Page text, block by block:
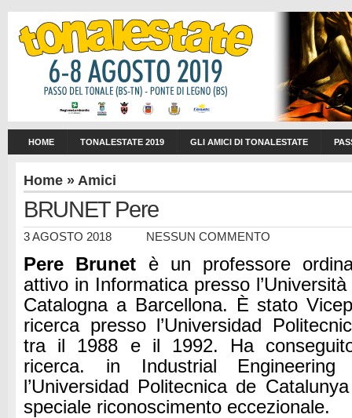
HOME TONALESTATE 2019 GLI AMICI DI TONALESTATE
Home » Amici
BRUNET Pere
3 AGOSTO 2018 NESSUN COMMENTO
Pere Brunet è un professore
attivo in Informatica presso
Catalogna a Barcellona. È stato
ricerca presso l’Universidad
tra il 1988 e il 1992. Ha
ricerca.
in Industrial Engineering
l’Universidad Politecnica de
speciale riconoscimento eccezionale.